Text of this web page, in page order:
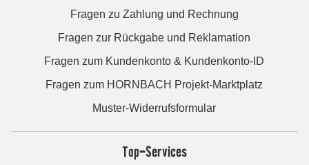
Fragen zu Zahlung und Rechnung
Fragen zur Rückgabe und Reklamation
Fragen zum Kundenkonto & Kundenkonto-ID
Fragen zum HORNBACH Projekt-Marktplatz
Muster-Widerrufsformular
Top-Services